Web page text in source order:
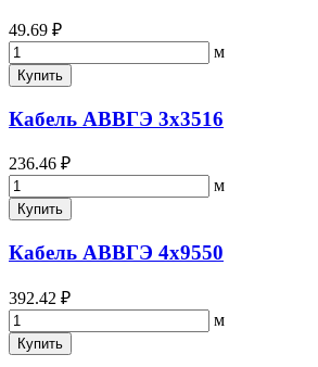
49.69 ₽
м
Купить
Кабель АВВГЭ 3х3516
236.46 ₽
м
Купить
Кабель АВВГЭ 4х9550
392.42 ₽
м
Купить